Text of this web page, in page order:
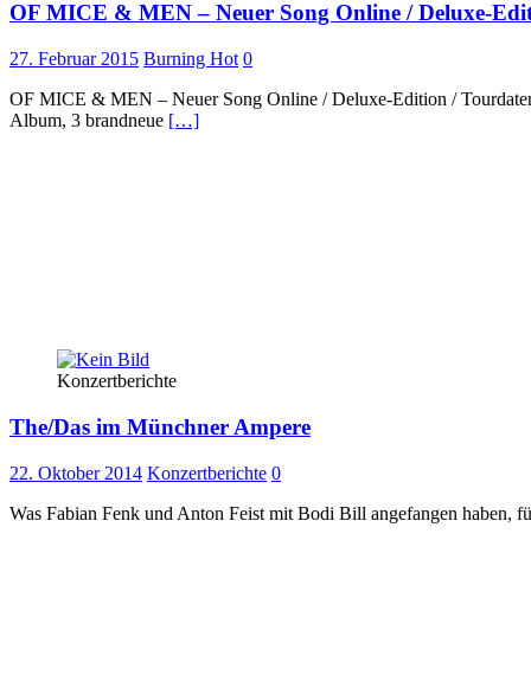
OF MICE & MEN – Neuer Song Online / Deluxe-
27. Februar 2015 Burning Hot 0
OF MICE & MEN – Neuer Song Online / Deluxe-Edition /
Album, 3 brandneue […]
Konzertberichte
The/Das im Münchner Ampere
22. Oktober 2014 Konzertberichte 0
Was Fabian Fenk und Anton Feist mit Bodi Bill angefangen haben,